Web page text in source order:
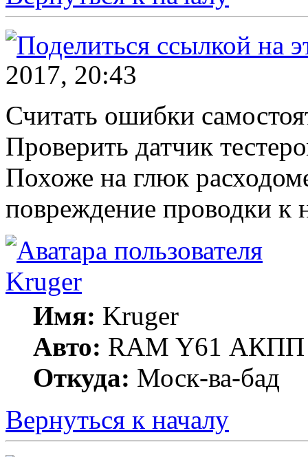
2017, 20:43
Считать ошибки
Проверить датчик
Похоже на глюк
повреждение проводки к
Kruger
Имя: Kruger
Авто: RAM Y61 АКПП
Откуда: Моск-ва-бад
Вернуться к началу